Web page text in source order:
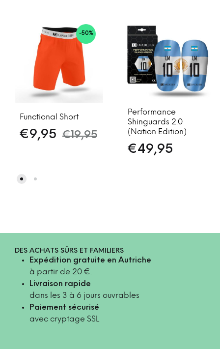
-50%
Functional Short
€9,95 €19,95
Performance
Shinguards 2.0
(Nation Edition)
€49,95
DES ACHATS SÛRS ET FAMILIERS
Expédition gratuite en Autriche
à partir de 20 €.
Livraison rapide
dans les 3 à 6 jours ouvrables
Paiement sécurisé
avec cryptage SSL